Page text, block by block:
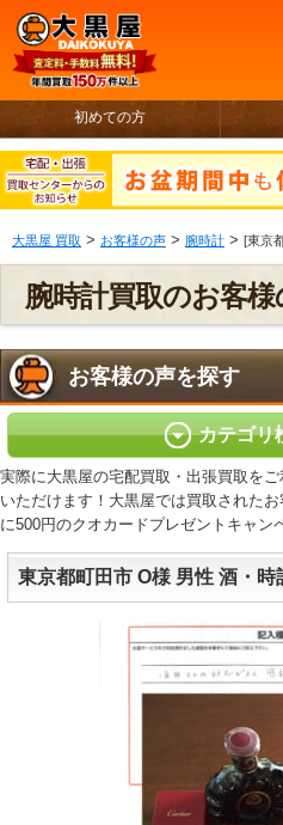
初めての方
大黒屋 買取 > お客様の声 > 腕時計 > [東京
腕時計買取のお客様
お客様の声を探す
カテゴリ
実際に大黒屋の宅配買取・出張買取を
いただけます！大黒屋では買取された
に500円のクオカードプレゼントキャン
東京都町田市 O様 男性 酒・